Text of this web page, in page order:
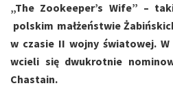
„The Zookeeper’s Wife” –
polskim małżeństwie
w czasie II wojny światowej.
wcieli się dwukrotnie
Chastain.